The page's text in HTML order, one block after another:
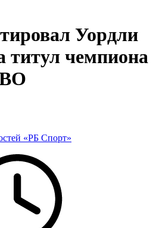
Уордли
титул чемпиона
«РБ Спорт»